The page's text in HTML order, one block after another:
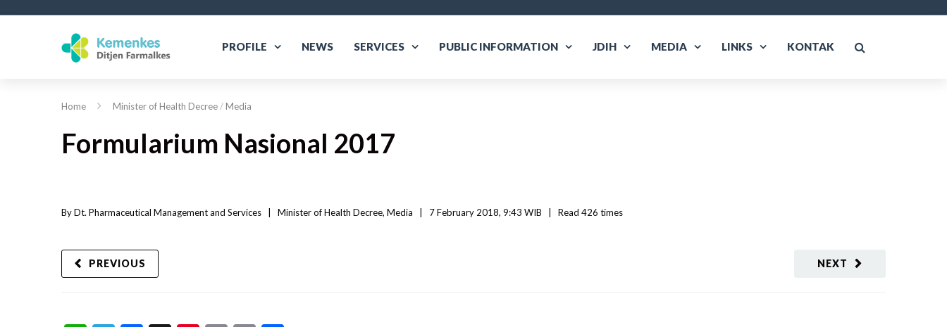
PROFILE NEWS SERVICES PUBLIC INFORMATION JDIH MEDIA LINKS KONTAK
Home Minister of Health Decree/ Media
Formularium Nasional 2017
By Dt. Pharmaceutical Management and Services Minister of Health Decree, Media 7 February 2018, 9:43 WIB Read 426 times
NEXT
PREVIOUS